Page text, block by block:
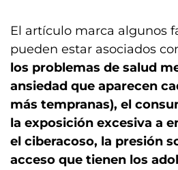
El artículo marca algunos
pueden estar asociados
los problemas de salud
ansiedad que aparecen
más tempranas), el
la exposición excesiva a
el ciberacoso, la presión
acceso que tienen los